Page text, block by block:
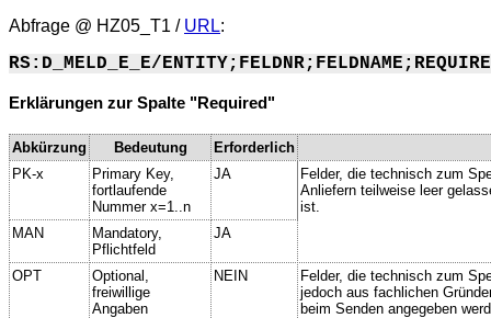
Abfrage @ HZ05_T1 / URL:
RS:D_MELD_E_E/
Erklärungen zur Spalte "Required"
Abkürzung Bedeutung
Erforderlich
PK-x
Primary Key,
fortlaufende
Nummer x=1..n
JA
Felder, die technisch zum
Anliefern teilweise leer
ist.
MAN
Mandatory,
Pflichtfeld
JA
OPT
Optional,
freiwillige
Angaben
NEIN
Felder, die technisch zum
jedoch aus fachlichen
beim Senden angegeben